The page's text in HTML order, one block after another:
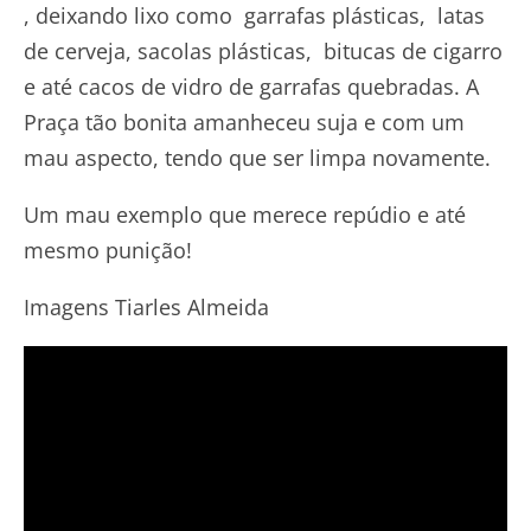
, deixando lixo como garrafas plásticas, latas
de cerveja, sacolas plásticas, bitucas de cigarro
e até cacos de vidro de garrafas quebradas. A
Praça tão bonita amanheceu suja e com um
mau aspecto, tendo que ser limpa novamente.
Um mau exemplo que merece repúdio e até
mesmo punição!
Imagens Tiarles Almeida